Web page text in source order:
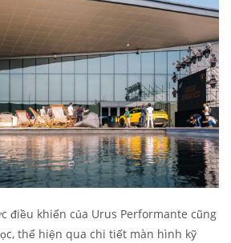
điều khiển của Urus Performante cũng
thể hiện qua chi tiết màn hình kỹ